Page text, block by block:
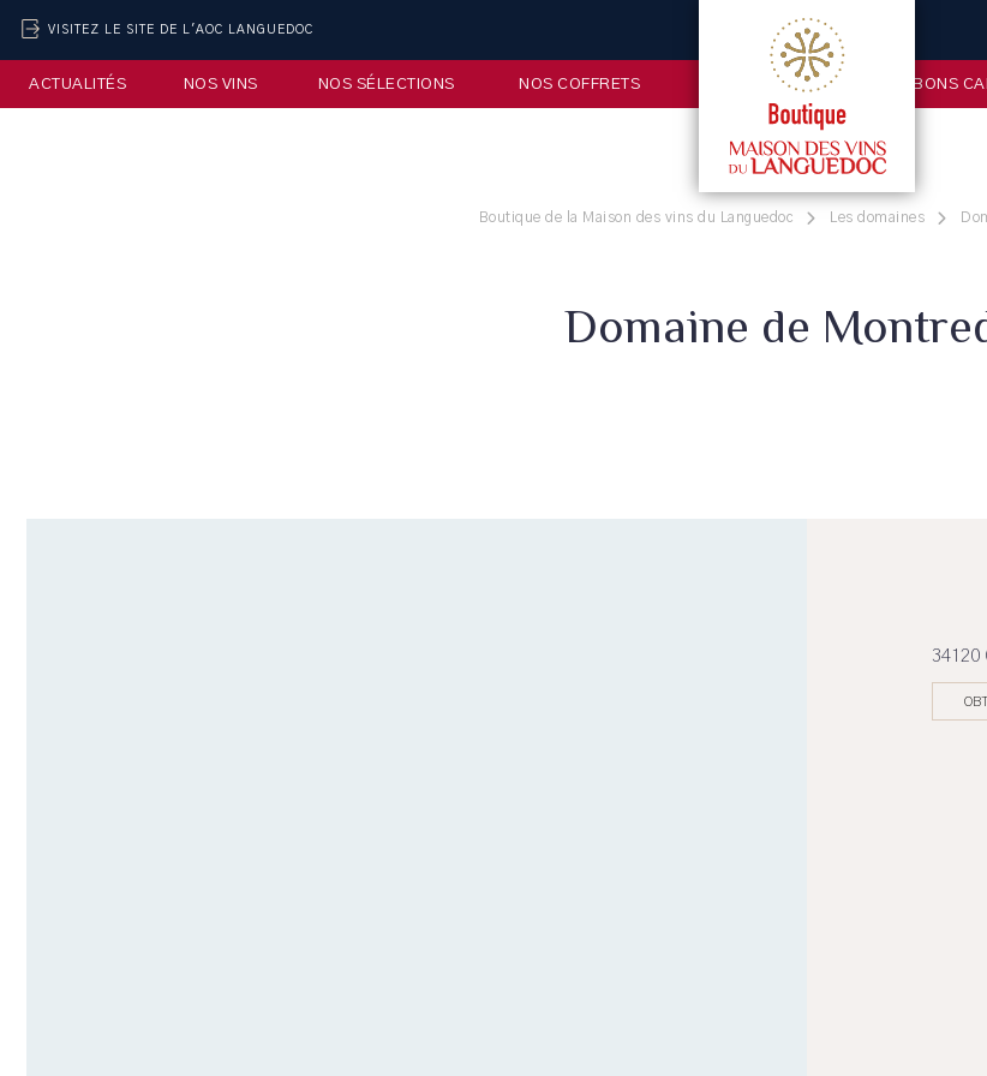
VISITEZ LE SITE DE L'AOC LANGUEDOC
ACTUALITÉS NOS VINS NOS SÉLECTIONS NOS COFFRETS BONS
Boutique de la Maison des vins du Languedoc Les domaines
Domaine de
34120